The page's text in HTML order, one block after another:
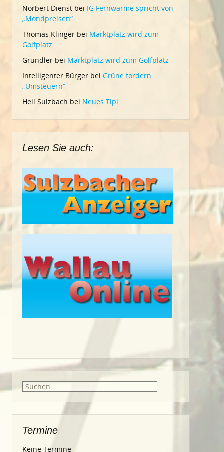
Norbert Dienst bei IG Fernwärme spricht von
„Mondpreisen“
Thomas Klinger bei Marktplatz wird zum
Golfplatz
Grundler bei Marktplatz wird zum Golfplatz
Intelligenter Bürger bei Grüne fordern
„Umsteuern“
Heil Sulzbach bei Neues Tipi
Lesen Sie auch:
Suche
Termine
Keine Termine